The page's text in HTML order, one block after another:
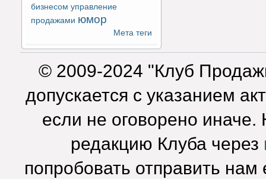
бизнесом управление
продажами юмор
Мета теги
© 2009-2024 "Клуб
допускается с указанием
если не оговорено
редакцию Клуба через
попробовать отправить нам